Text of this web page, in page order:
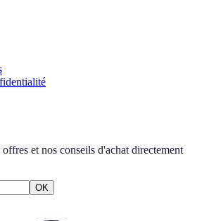
et nos conseils d'achat directement
OK